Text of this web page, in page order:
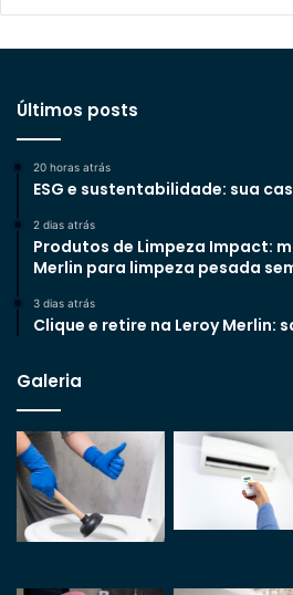
Últimos posts
20 horas atrás
ESG e sustentabilidade: sua
2 dias atrás
Produtos de Limpeza Impact:
Merlin para limpeza pesada
3 dias atrás
Clique e retire na Leroy Merlin:
Galeria